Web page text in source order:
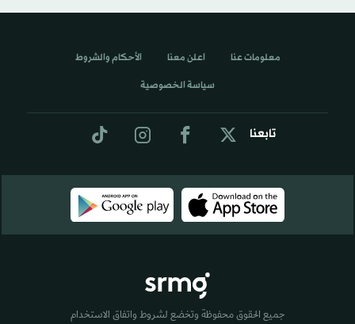
تابعنا
معلومات عنا اعلن معنا الأحكام والشروط
سياسة الخصوصية
جميع الحقوق محفوظة وتخضع لشروط واتفاق الاستخدام